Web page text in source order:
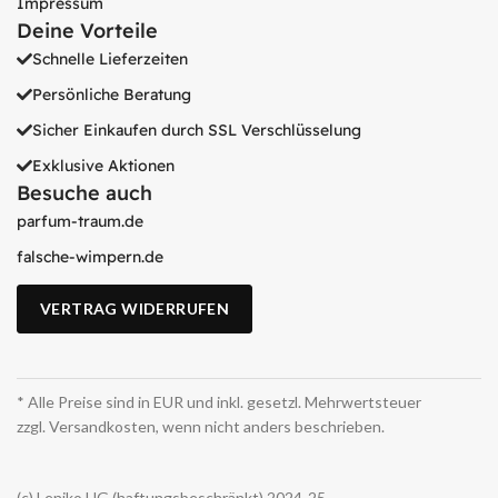
Deine Vorteile
Schnelle Lieferzeiten
Persönliche Beratung
Sicher Einkaufen durch SSL Verschlüsselung
Exklusive Aktionen
Besuche auch
parfum-traum.de
falsche-wimpern.de
VERTRAG WIDERRUFEN
* Alle Preise sind in EUR und inkl. gesetzl. Mehrwertsteuer
zzgl. Versandkosten, wenn nicht anders beschrieben.